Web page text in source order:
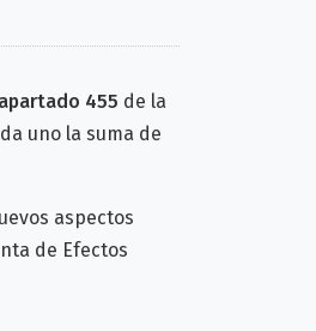
apartado 455 de la
uno la suma de
aspectos
de Efectos